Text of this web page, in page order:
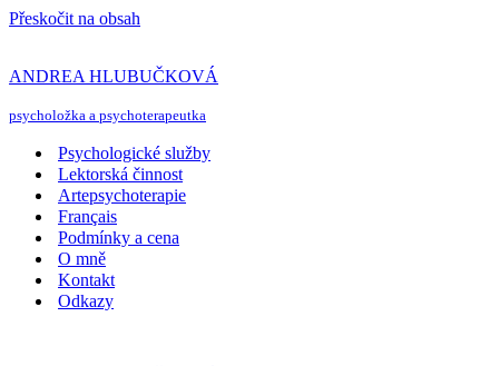
Přeskočit na obsah
ANDREA HLUBUČKOVÁ
psycholožka a psychoterapeutka
Psychologické služby
Lektorská činnost
Artepsychoterapie
Français
Podmínky a cena
O mně
Kontakt
Odkazy